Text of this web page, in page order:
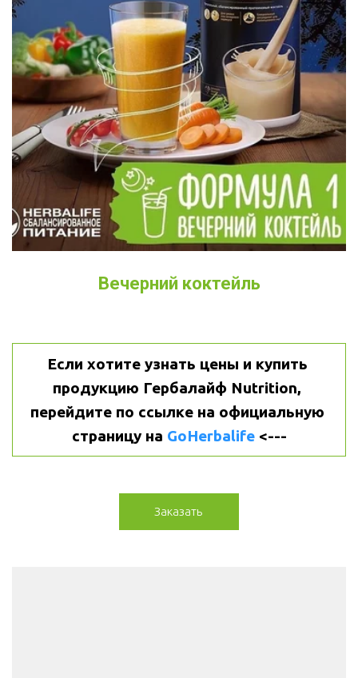
Вечерний коктейль
Если хотите узнать цены и купить
продукцию Гербалайф Nutrition,
перейдите по ссылке на официальную
страницу на GoHerbalife <---
Заказать